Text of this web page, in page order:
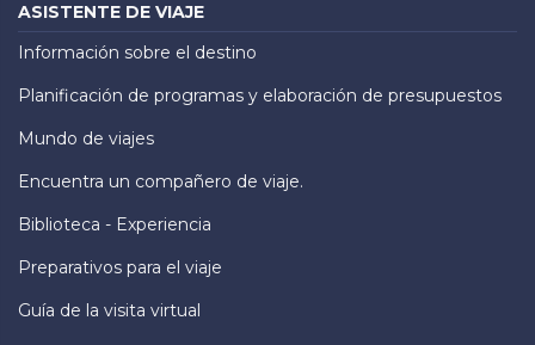
ASISTENTE DE VIAJE
Información sobre el destino
Planificación de programas y elaboración de presupuestos
Mundo de viajes
Encuentra un compañero de viaje.
Biblioteca - Experiencia
Preparativos para el viaje
Guía de la visita virtual